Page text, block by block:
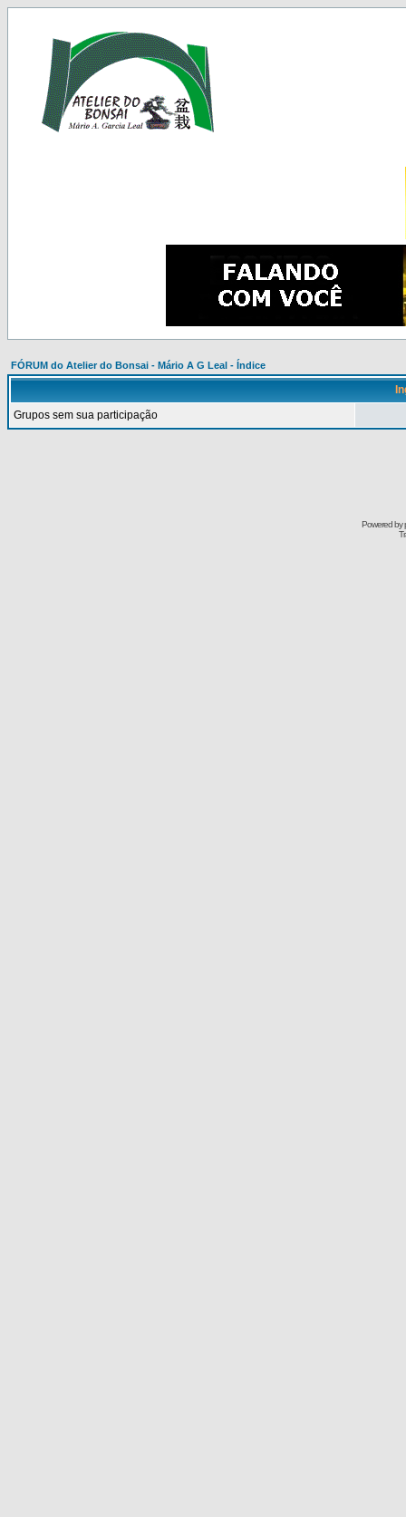
FÓRUM do Atelier do Bonsai - Mário A G Leal - Índice
Grupos sem sua participação
Powered by